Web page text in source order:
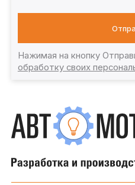
Нажимая на кнопку
обработку своих